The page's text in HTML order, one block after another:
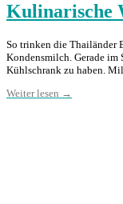
Kulinarische
So trinken die Thailänder
Kondensmilch. Gerade im
Kühlschrank zu haben.
Weiter lesen →